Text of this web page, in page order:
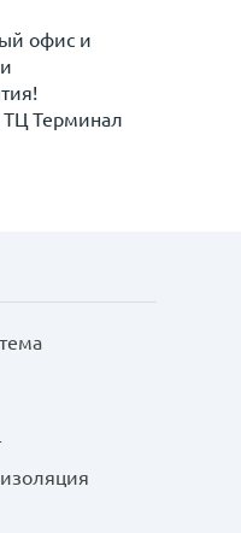
офис и
ТЦ Терминал